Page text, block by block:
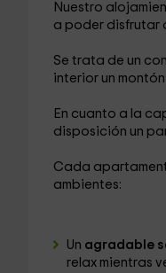
Nuestro
a poder disfrutar
Se trata de un
interior un
En cuanto a la
disposición un
Cada
ambientes:
Un agradable
relax mientras